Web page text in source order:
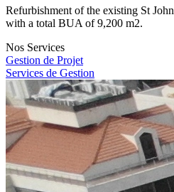
Refurbishment of the existing St
with a total BUA of 9,200 m2.
Nos Services
Gestion de Projet
Services de Gestion